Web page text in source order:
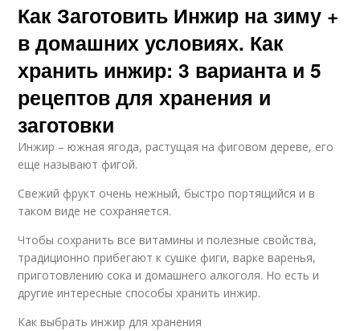
Как Заготовить Инжир на зиму +
в домашних условиях. Как
хранить инжир: 3 варианта и 5
рецептов для хранения и
заготовки
Инжир – южная ягода, растущая на фиговом дереве, его
еще называют фигой.
Свежий фрукт очень нежный, быстро портящийся и в
таком виде не сохраняется.
Чтобы сохранить все витамины и полезные свойства,
традиционно прибегают к сушке фиги, варке варенья,
приготовлению сока и домашнего алкоголя. Но есть и
другие интересные способы хранить инжир.
Как выбрать инжир для хранения